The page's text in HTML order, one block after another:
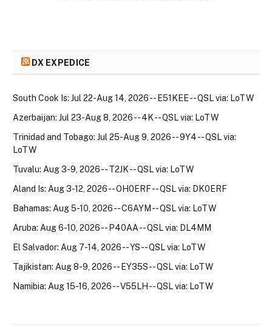
DX EXPEDICE
South Cook Is: Jul 22-Aug 14, 2026 -- E51KEE -- QSL via: LoTW
Azerbaijan: Jul 23-Aug 8, 2026 -- 4K -- QSL via: LoTW
Trinidad and Tobago: Jul 25-Aug 9, 2026 -- 9Y4 -- QSL via:
LoTW
Tuvalu: Aug 3-9, 2026 -- T2JK -- QSL via: LoTW
Aland Is: Aug 3-12, 2026 -- OH0ERF -- QSL via: DK0ERF
Bahamas: Aug 5-10, 2026 -- C6AYM -- QSL via: LoTW
Aruba: Aug 6-10, 2026 -- P40AA -- QSL via: DL4MM
El Salvador: Aug 7-14, 2026 -- YS -- QSL via: LoTW
Tajikistan: Aug 8-9, 2026 -- EY35S -- QSL via: LoTW
Namibia: Aug 15-16, 2026 -- V55LH -- QSL via: LoTW